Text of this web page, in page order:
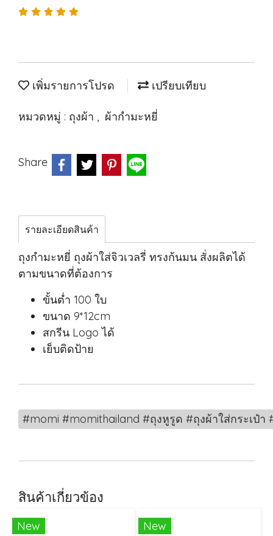
เพิ่มรายการโปรด เปรียบเทียบ
หมวดหมู่ : ถุงผ้า , ผ้ากำมะหยี่
Share
รายละเอียดสินค้า
ถุงกำมะหยี่ ถุงผ้าใส่จิวเวลรี่ ทรงก้นมน สั่งผลิตได้
ตามขนาดที่ต้องการ
ขั้นต่ำ 100 ใบ
ขนาด 9*12cm
สกรีน Logo ได้
เย็บติดป้าย
#momi #momithailand #ถุงหูรูด #ถุงผ้าใส่กระเป๋า
สินค้าเกี่ยวข้อง
New New